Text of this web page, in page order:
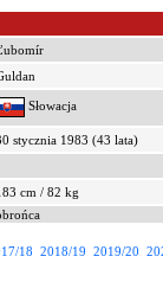
Słowacja
stycznia 1983 (43 lata)
cm / 82 kg
18 2018/19 2019/20